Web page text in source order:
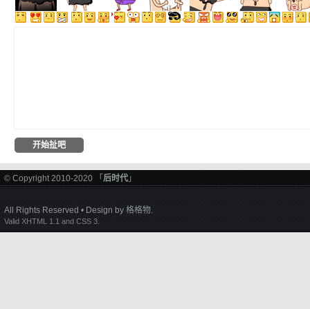
© Copyright 2010-2020 「 后时代 」
All Rights Reserved • Design by 格格物.
Valid XHTML 1.1 and CSS 3.